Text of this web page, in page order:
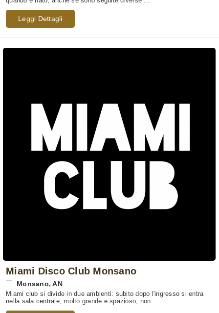
Leggi Dettagli
Miami Disco Club Monsano
Monsano,AN
Miami club si divide in due ambienti: subito dopo l'ingresso si entra
nella sala centrale, molto grande e spazioso, non ...